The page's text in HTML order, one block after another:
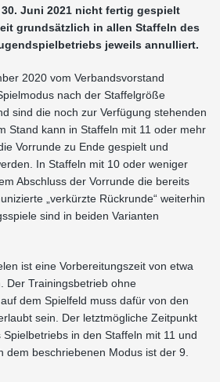
Juni 2021 nicht fertig gespielt
grundsätzlich in allen Staffeln des
jeweils annulliert.
2020 vom Verbandsvorstand
nach der Staffelgröße
sind die noch zur Verfügung stehenden
Stand kann in Staffeln mit 11 oder mehr
Vorrunde zu Ende gespielt und
In Staffeln mit 10 oder weniger
Abschluss der Vorrunde die bereits
„verkürzte Rückrunde“ weiterhin
sind in beiden Varianten
ist eine Vorbereitungszeit von etwa
Der Trainingsbetrieb ohne
dem Spielfeld muss dafür von den
sein. Der letztmögliche Zeitpunkt
in den Staffeln mit 11 und
dem beschriebenen Modus ist der 9.